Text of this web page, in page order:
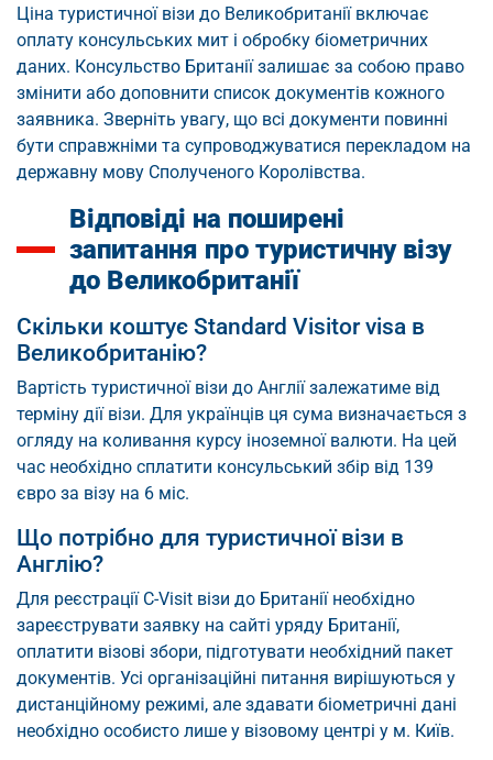
Ціна туристичної візи до Великобританії включає
оплату консульських мит і обробку біометричних
даних. Консульство Британії залишає за собою право
змінити або доповнити список документів кожного
заявника. Зверніть увагу, що всі документи повинні
бути справжніми та супроводжуватися перекладом на
державну мову Сполученого Королівства.
Відповіді на поширені
запитання про туристичну візу
до Великобританії
Скільки коштує Standard Visitor visa в
Великобританію?
Вартість туристичної візи до Англії залежатиме від
терміну дії візи. Для українців ця сума визначається з
огляду на коливання курсу іноземної валюти. На цей
час необхідно сплатити консульський збір від 139
євро за візу на 6 міс.
Що потрібно для туристичної візи в
Англію?
Для реєстрації C-Visit візи до Британії необхідно
зареєструвати заявку на сайті уряду Британії,
оплатити візові збори, підготувати необхідний пакет
документів. Усі організаційні питання вирішуються у
дистанційному режимі, але здавати біометричні дані
необхідно особисто лише у візовому центрі у м. Київ.